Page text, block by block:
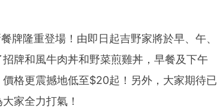
and investor relations professionals le
Having pioneered the commercial news di
Newswire today provides end-to-end solu
and measure text and multimedia conten
and social channels. Combining the worl
distribution and optimization network with
platforms, PR Newswire powers the stor
Europe, Middle East, Africa and
牌隆重登場！由即日起吉野家將於早、午、
牌和風牛肉丼和野菜煎雞丼，早餐及下午
格更震撼地低至$20起！另外，大家期待已
家全力打氣！